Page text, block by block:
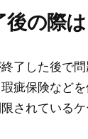
後の際
了した後で
疵保険などを
されている